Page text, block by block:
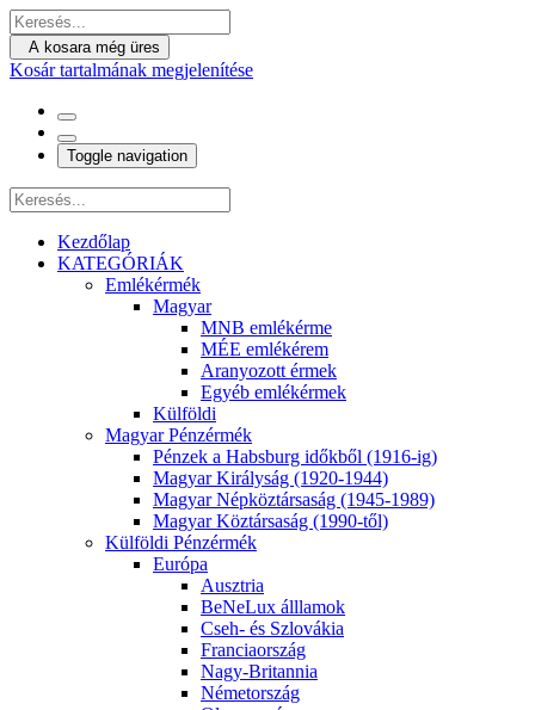
A kosara még üres
Kosár tartalmának megjelenítése
Toggle navigation
Kezdőlap
KATEGÓRIÁK
Emlékérmék
Magyar
MNB emlékérme
MÉE emlékérem
Aranyozott érmek
Egyéb emlékérmek
Külföldi
Magyar Pénzérmék
Pénzek a Habsburg időkből (1916-ig)
Magyar Királyság (1920-1944)
Magyar Népköztársaság (1945-1989)
Magyar Köztársaság (1990-től)
Külföldi Pénzérmék
Európa
Ausztria
BeNeLux álllamok
Cseh- és Szlovákia
Franciaország
Nagy-Britannia
Németország